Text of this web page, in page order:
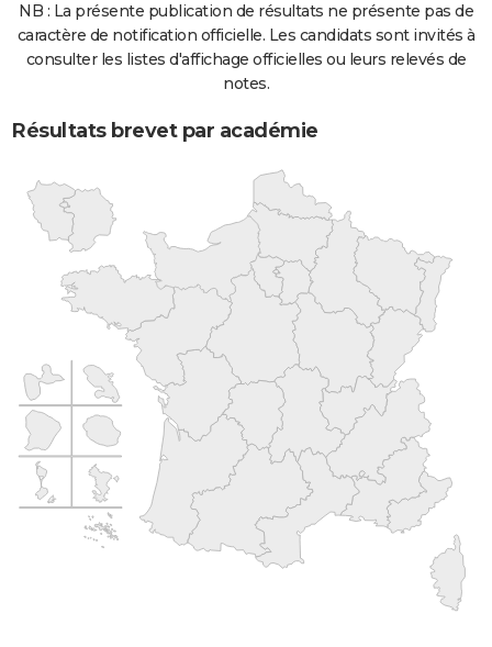
NB : La présente publication de résultats ne présente pas de
caractère de notification officielle. Les candidats sont invités à
consulter les listes d'affichage officielles ou leurs relevés de
notes.
Résultats brevet par académie